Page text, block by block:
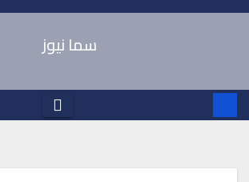
Skip
سما نيوز